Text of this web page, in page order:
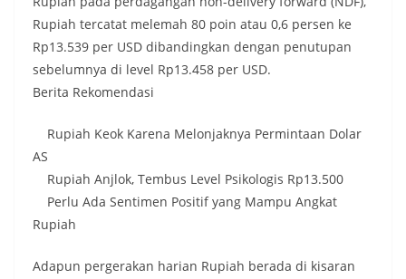
Rupiah tercatat melemah 80 poin atau 0,6 persen ke
Rp13.539 per USD dibandingkan dengan penutupan
sebelumnya di level Rp13.458 per USD.
Berita Rekomendasi
Rupiah Keok Karena Melonjaknya Permintaan Dolar
AS
Rupiah Anjlok, Tembus Level Psikologis Rp13.500
Perlu Ada Sentimen Positif yang Mampu Angkat
Rupiah
Adapun pergerakan harian Rupiah berada di kisaran